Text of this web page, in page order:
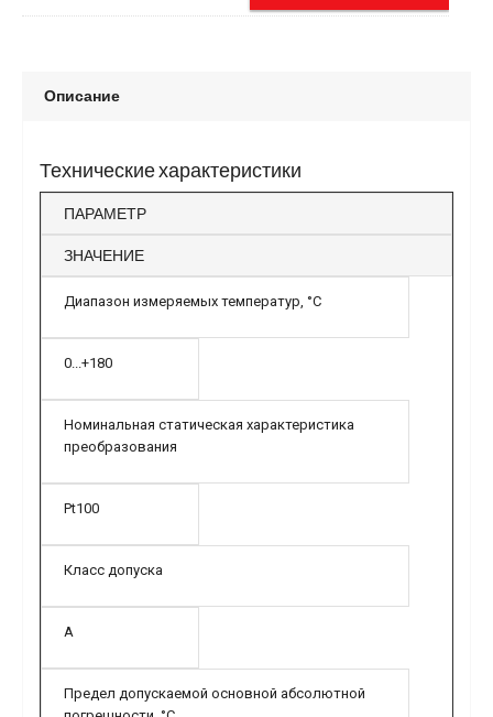
Описание
Технические характеристики
ПАРАМЕТР
ЗНАЧЕНИЕ
Диапазон измеряемых температур, °C
0...+180
Номинальная статическая характеристика
преобразования
Pt100
Класс допуска
A
Предел допускаемой основной абсолютной